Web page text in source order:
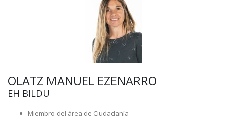
OLATZ MANUEL EZENARRO
EH BILDU
Miembro del área de Ciudadanía